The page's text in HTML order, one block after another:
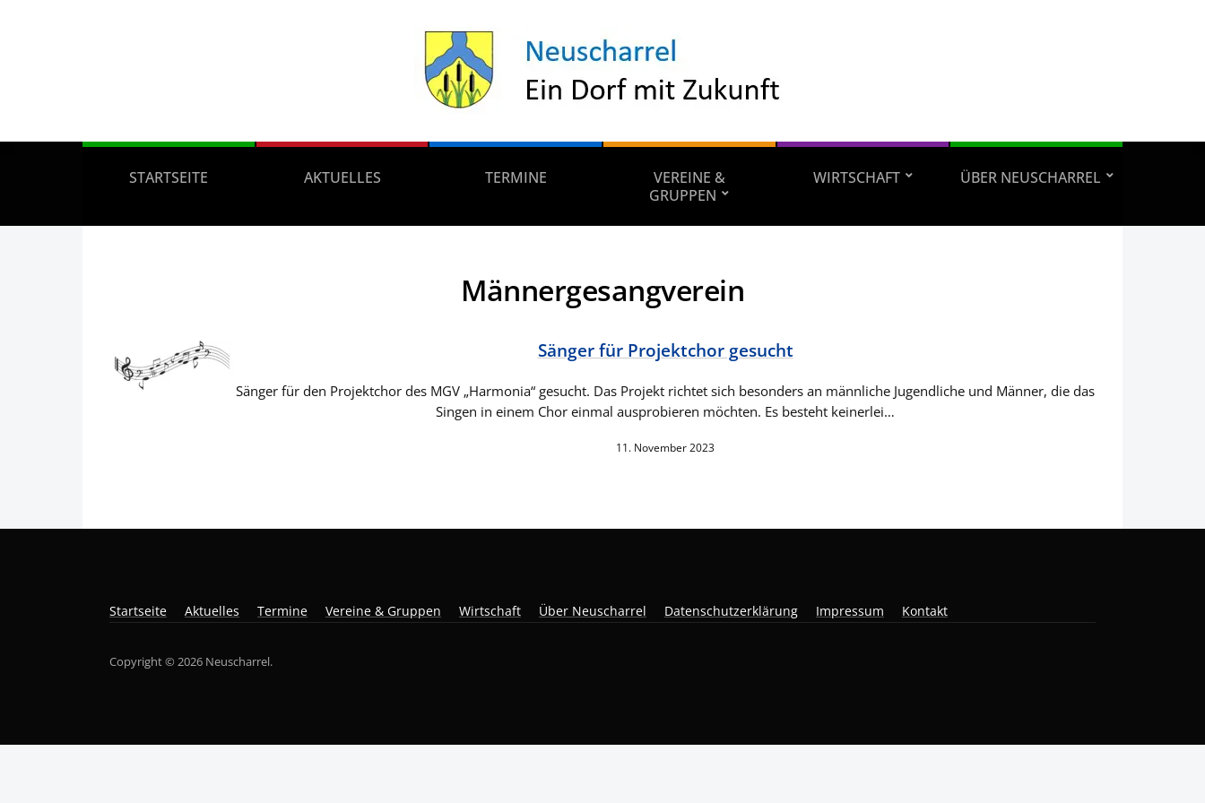
STARTSEITE AKTUELLES TERMINE
VEREINE &
GRUPPEN
WIRTSCHAFT ÜBER NEUSCHARREL
Männergesangverein
Sänger für Projektchor gesucht
Sänger für den Projektchor des MGV „Harmonia“ gesucht. Das Projekt richtet sich besonders an männliche Jugendliche und Männer, die das
Singen in einem Chor einmal ausprobieren möchten. Es besteht keinerlei…
11. November 2023
Startseite Aktuelles Termine Vereine & Gruppen Wirtschaft Über Neuscharrel Datenschutzerklärung Impressum Kontakt
Copyright © 2026 Neuscharrel.